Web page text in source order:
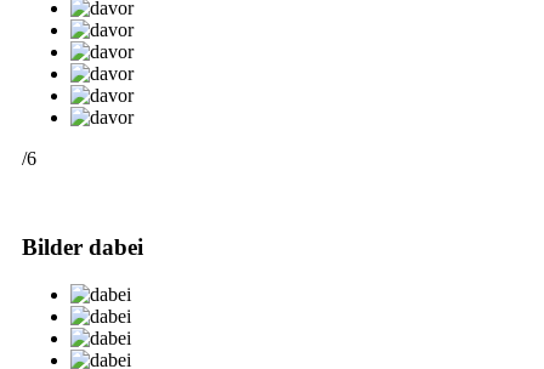
/6
Bilder dabei